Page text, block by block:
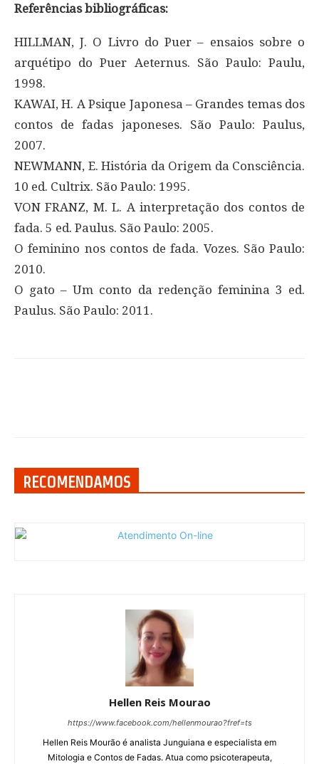
Referências bibliográficas:
HILLMAN, J. O Livro do Puer – ensaios sobre o
arquétipo do Puer Aeternus. São Paulo: Paulu,
1998.
KAWAI, H. A Psique Japonesa – Grandes temas dos
contos de fadas japoneses. São Paulo: Paulus,
2007.
NEWMANN, E. História da Origem da Consciência.
10 ed. Cultrix. São Paulo: 1995.
VON FRANZ, M. L. A interpretação dos contos de
fada. 5 ed. Paulus. São Paulo: 2005.
O feminino nos contos de fada. Vozes. São Paulo:
2010.
O gato – Um conto da redenção feminina 3 ed.
Paulus. São Paulo: 2011.
RECOMENDAMOS
Hellen Reis Mourao
https://www.facebook.com/hellenmourao?fref=ts
Hellen Reis Mourão é analista Junguiana e especialista em
Mitologia e Contos de Fadas. Atua como psicoterapeuta,